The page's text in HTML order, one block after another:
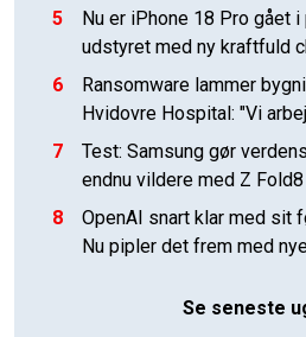
5
Nu er iPhone 18 Pro gået
udstyret med ny kraftfuld
6
Ransomware lammer
Hvidovre Hospital: "Vi
7
Test: Samsung gør
endnu vildere med Z
8
OpenAI snart klar med sit
Nu pipler det frem med
Se seneste